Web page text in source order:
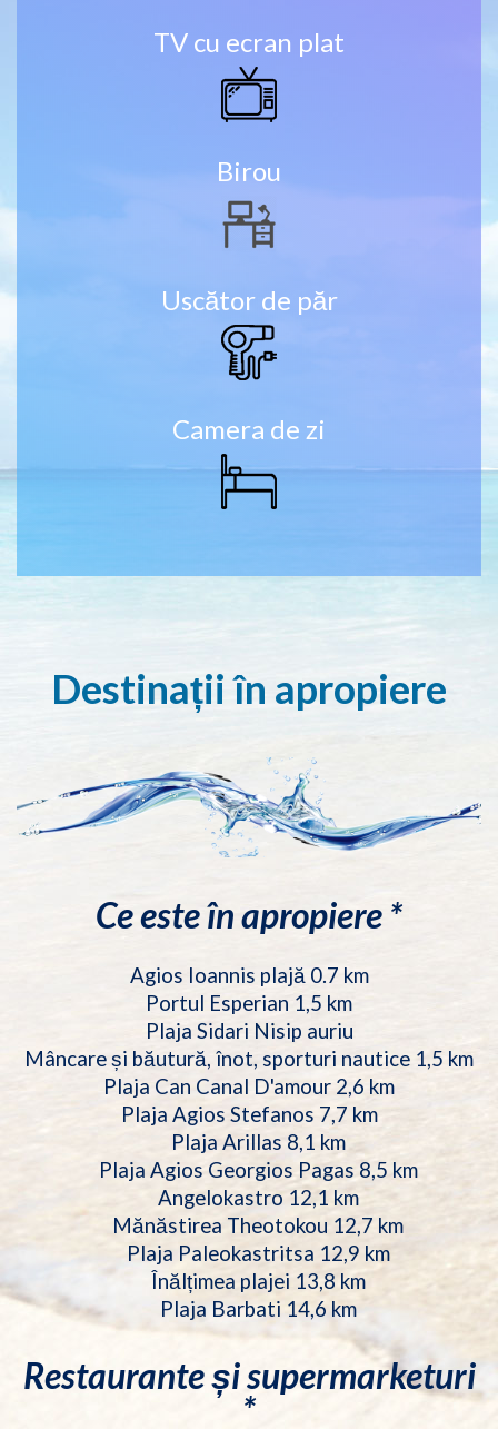
TV cu ecran plat
Birou
Uscător de păr
Camera de zi
Destinații în apropiere
Ce este în apropiere *
Agios Ioannis plajă 0.7 km
Portul Esperian 1,5 km
Plaja Sidari Nisip auriu
Mâncare și băutură, înot, sporturi nautice 1,5 km
Plaja Can Canal D'amour 2,6 km
Plaja Agios Stefanos 7,7 km
Plaja Arillas 8,1 km
Plaja Agios Georgios Pagas 8,5 km
Angelokastro 12,1 km
Mănăstirea Theotokou 12,7 km
Plaja Paleokastritsa 12,9 km
Înălțimea plajei 13,8 km
Plaja Barbati 14,6 km
Restaurante și supermarketuri
*